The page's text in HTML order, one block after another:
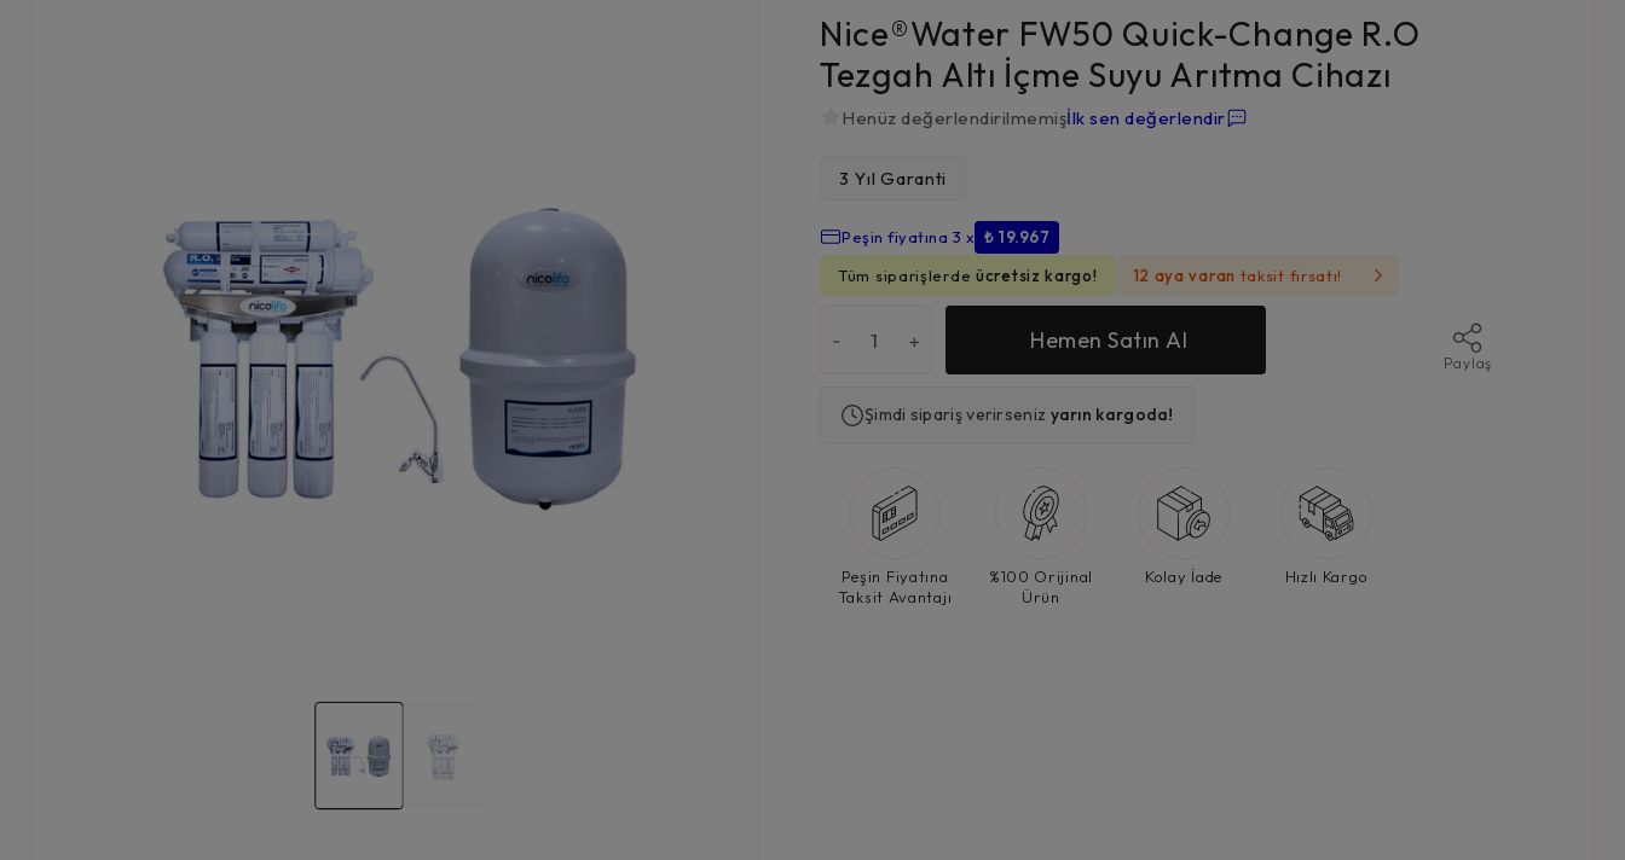
Nice®Water FW50 Quick-Change R.O
Tezgah Altı İçme Suyu Arıtma Cihazı
Henüz değerlendirilmemişİlk sen değerlendir
3 Yıl Garanti
Peşin fiyatına 3 x ₺ 19.967
Tüm siparişlerde ücretsiz kargo! 12 aya varan taksit fırsatı!
- + Hemen Satın Al
Paylaş
Şimdi sipariş verirseniz yarın kargoda!
Peşin Fiyatına
Taksit Avantajı
%100 Orijinal
Ürün
Kolay İade Hızlı Kargo